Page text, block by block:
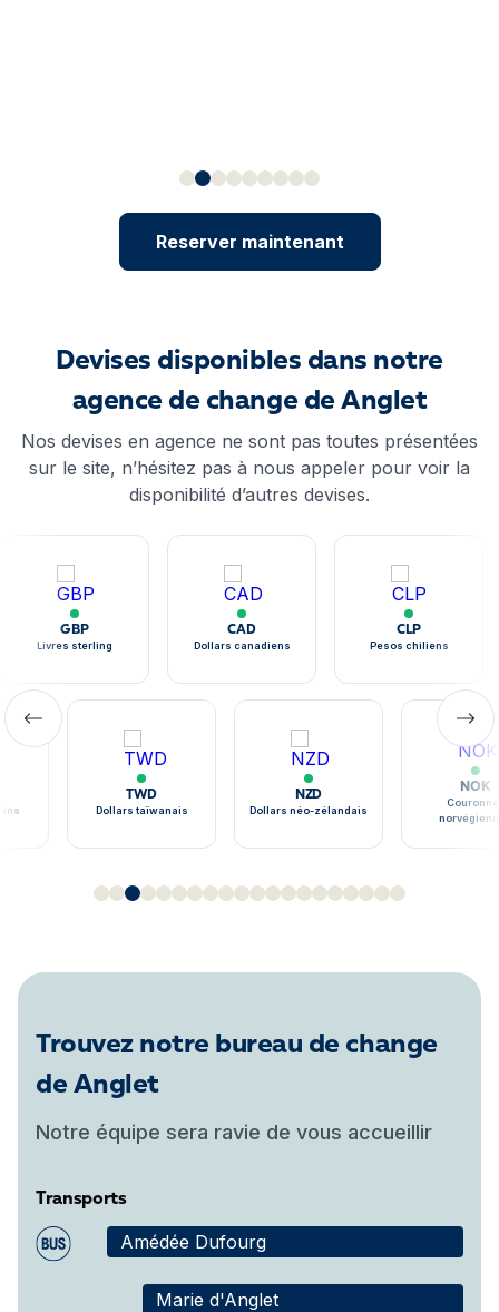
Reserver maintenant
Devises disponibles dans notre
agence de change de Anglet
Nos devises en agence ne sont pas toutes présentées
sur le site, n’hésitez pas à nous appeler pour voir la
disponibilité d’autres devises.
GBP
Livres sterling
CAD
Dollars canadiens
CLP
Pesos chiliens
TWD
Dollars taïwanais
NZD
Dollars néo-zélandais
NOK
Trouvez notre bureau de change
de Anglet
Notre équipe sera ravie de vous accueillir
Transports
Amédée Dufourg
Marie d'Anglet